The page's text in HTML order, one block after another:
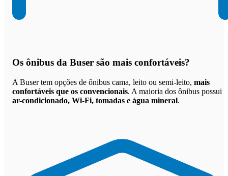
Os ônibus da Buser são mais confortáveis?
A Buser tem opções de ônibus cama, leito ou semi-leito, mais
confortáveis que os convencionais. A maioria dos ônibus possui
ar-condicionado, Wi-Fi, tomadas e água mineral.